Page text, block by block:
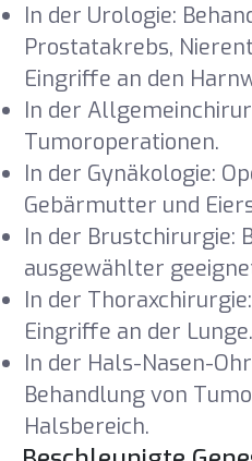
In der Urologie:
Prostatakrebs,
Eingriffe an den
In der
Tumoroperationen.
In der Gynäkologie:
Gebärmutter und
In der Brustchirurgie:
ausgewählter
In der
Eingriffe an der Lunge.
In der Hals-Nasen-
Behandlung von
Halsbereich.